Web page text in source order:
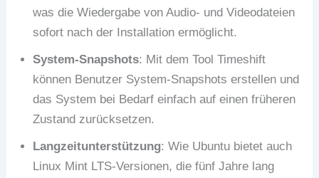
was die Wiedergabe von Audio- und Videodateien
sofort nach der Installation ermöglicht.
System-Snapshots: Mit dem Tool Timeshift
können Benutzer System-Snapshots erstellen und
das System bei Bedarf einfach auf einen früheren
Zustand zurücksetzen.
Langzeitunterstützung: Wie Ubuntu bietet auch
Linux Mint LTS-Versionen, die fünf Jahre lang